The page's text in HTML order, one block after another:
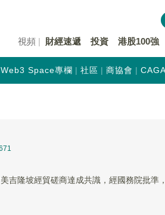
視頻 財經速遞 投資 港股100強
Web3 Space專欄 社區 商協會 CAGA
吉隆坡經貿磋商達成共識，經國務院批